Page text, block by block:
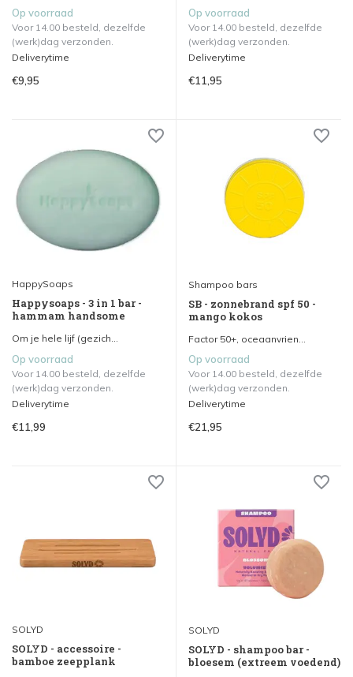
Op voorraad
Voor 14.00 besteld, dezelfde
(werk)dag verzonden.
Deliverytime
€9,95
Op voorraad
Voor 14.00 besteld, dezelfde
(werk)dag verzonden.
Deliverytime
€11,95
HappySoaps
Happysoaps - 3 in 1 bar -
hammam handsome
Om je hele lijf (gezich...
Op voorraad
Voor 14.00 besteld, dezelfde
(werk)dag verzonden.
Deliverytime
€11,99
Shampoo bars
SB - zonnebrand spf 50 -
mango kokos
Factor 50+, oceaanvrien...
Op voorraad
Voor 14.00 besteld, dezelfde
(werk)dag verzonden.
Deliverytime
€21,95
SOLYD
SOLYD - accessoire -
bamboe zeepplank
SOLYD
SOLYD - shampoo bar -
bloesem (extreem voedend)